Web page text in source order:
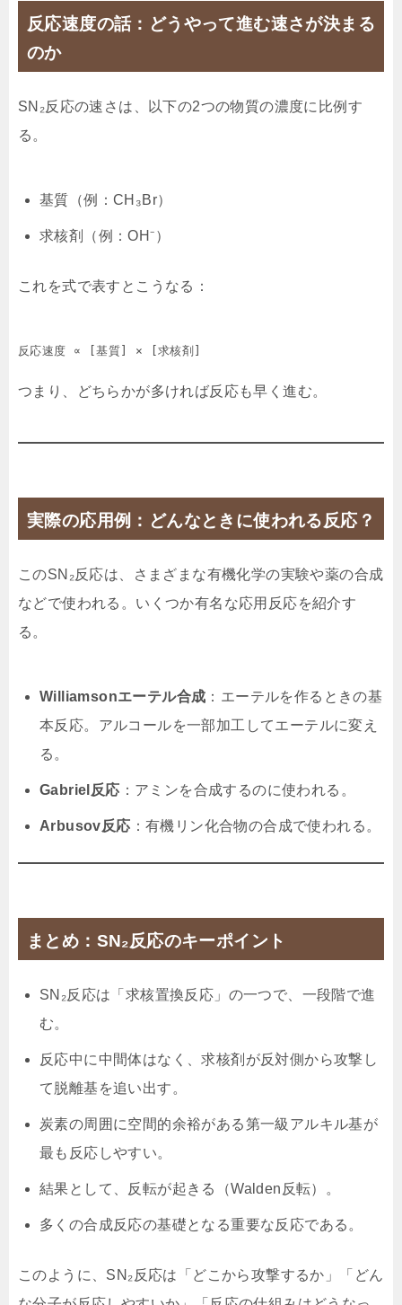
反応速度の話：どうやって進む速さが決まる
のか
SN₂反応の速さは、以下の2つの物質の濃度に比例す
る。
基質（例：CH₃Br）
求核剤（例：OH⁻）
これを式で表すとこうなる：
反応速度 ∝ [基質] × [求核剤]
つまり、どちらかが多ければ反応も早く進む。
実際の応用例：どんなときに使われる反応？
このSN₂反応は、さまざまな有機化学の実験や薬の合成
などで使われる。いくつか有名な応用反応を紹介す
る。
Williamsonエーテル合成 ：エーテルを作るときの基
本反応。アルコールを一部加工してエーテルに変え
る。
Gabriel反応 ：アミンを合成するのに使われる。
Arbusov反応 ：有機リン化合物の合成で使われる。
まとめ：SN₂反応のキーポイント
SN₂反応は「求核置換反応」の一つで、一段階で進
む。
反応中に中間体はなく、求核剤が反対側から攻撃し
て脱離基を追い出す。
炭素の周囲に空間的余裕がある第一級アルキル基が
最も反応しやすい。
結果として、反転が起きる（Walden反転）。
多くの合成反応の基礎となる重要な反応である。
このように、SN₂反応は「どこから攻撃するか」「どん